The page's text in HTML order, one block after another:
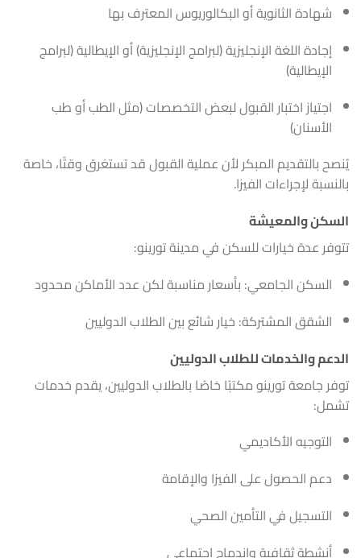
شهادة الثانوية أو البكالوريوس المعترف بها
إجادة اللغة الإنجليزية (لبرامج الإنجليزية) أو الإيطالية (لبرامج
الإيطالية)
اجتياز اختبار القبول لبعض التخصصات (مثل الطب أو طب
الأسنان)
يُنصح بالتقديم المبكر لأن عملية القبول قد تستغرق وقتًا، خاصة
بالنسبة لإجراءات الفيزا.
السكن والمعيشة
تتوفر عدة خيارات للسكن في مدينة تورينو:
السكن الجامعي: بأسعار مناسبة لكن عدد الأماكن محدود
الشقق المشتركة: خيار شائع بين الطلاب الدوليين
الدعم والخدمات للطلاب الدوليين
توفر جامعة تورينو مكتبًا خاصًا بالطلاب الدوليين، يقدم خدمات
تشمل:
التوجيه الأكاديمي
دعم الحصول على الفيزا والإقامة
التسجيل في التأمين الصحي
أنشطة ثقافية واندماج اجتماعي